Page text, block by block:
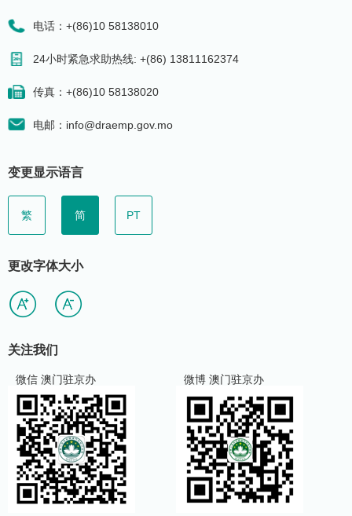
电话：+(86)10 58138010
24小时紧急求助热线: +(86) 13811162374
传真：+(86)10 58138020
电邮：info@draemp.gov.mo
变更显示语言
繁 简 PT
更改字体大小
关注我们
微信 澳门驻京办 微博 澳门驻京办